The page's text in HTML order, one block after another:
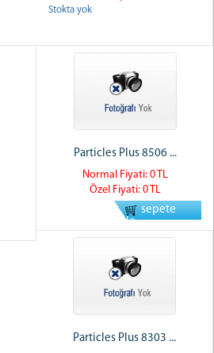
Stokta yok
Particles Plus 8506 ...
Normal Fiyati: 0 TL
Özel Fiyati: 0 TL
sepete
ekle
Particles Plus 8303 ...